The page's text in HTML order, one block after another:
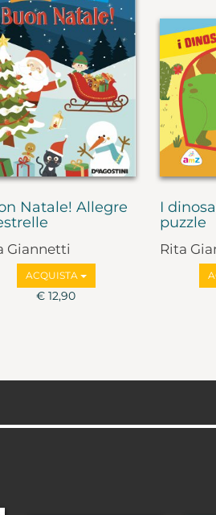
Natale! Allegre
Giannetti
ACQUISTA
€ 12,90
I
puzzle
Rita